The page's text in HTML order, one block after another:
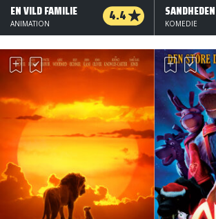
EN VILD FAMILIE 4.4
ANIMATION KOMEDIE